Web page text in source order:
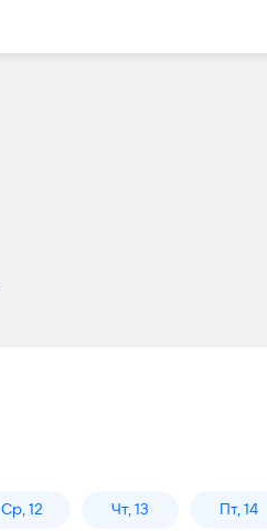
Ср, 12 Чт, 13 Пт, 14